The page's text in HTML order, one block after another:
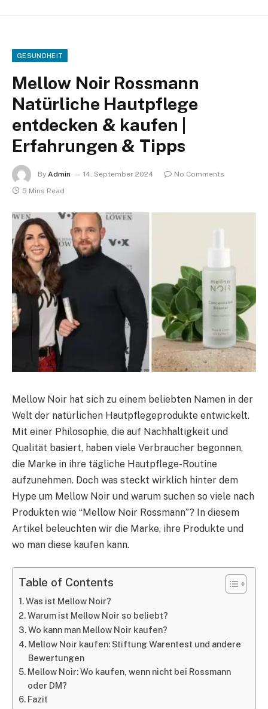
GESUNDHEIT
Mellow Noir Rossmann
Natürliche Hautpflege
entdecken & kaufen |
Erfahrungen & Tipps
By Admin 14. September 2024
No Comments
5 Mins Read
Mellow Noir hat sich zu einem beliebten Namen in der
Welt der natürlichen Hautpflegeprodukte entwickelt.
Mit einer Philosophie, die auf Nachhaltigkeit und
Qualität basiert, haben viele Verbraucher begonnen,
die Marke in ihre tägliche Hautpflege-Routine
aufzunehmen. Doch was steckt wirklich hinter dem
Hype um Mellow Noir und warum suchen so viele nach
Produkten wie “Mellow Noir Rossmann”? In diesem
Artikel beleuchten wir die Marke, ihre Produkte und
wo man diese kaufen kann.
Table of Contents
Was ist Mellow Noir?
Warum ist Mellow Noir so beliebt?
Wo kann man Mellow Noir kaufen?
Mellow Noir kaufen: Stiftung Warentest und andere
Bewertungen
Mellow Noir: Wo kaufen, wenn nicht bei Rossmann
oder DM?
Fazit